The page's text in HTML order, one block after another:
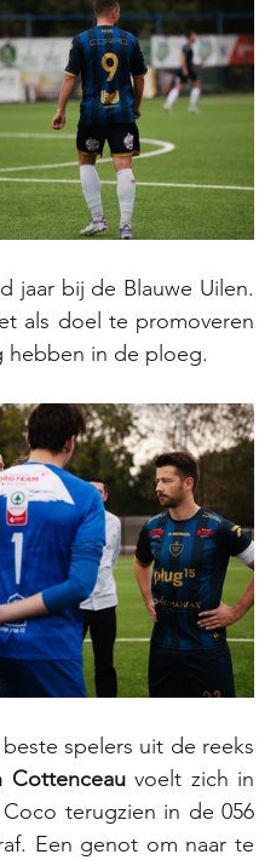
jaar bij de Blauwe Uilen.
als doel te promoveren
hebben in de ploeg.
spelers uit de reeks
Cottenceau voelt zich in
terugzien in de 056
Een genot om naar te